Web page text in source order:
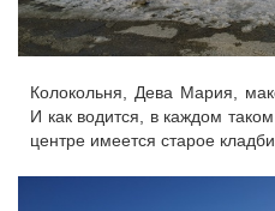
Колокольня, Дева Мария,
И как водится, в каждом
центре имеется старое